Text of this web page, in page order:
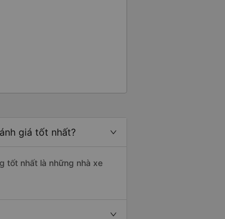
giá tốt nhất?
tốt nhất là những nhà xe